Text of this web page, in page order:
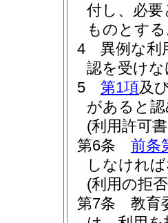
付し、必
ものとす
4
異例な利
認を受け
5
第1項及
があると
(利用許可
第6条
前条
しなけれ
(利用の拒
第7条
教育